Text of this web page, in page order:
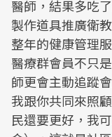
醫師，結果多吃
製作道具推廣衛
整年的健康管理
醫療群會員不只
師更會主動追蹤
我跟你共同來照
民還要更好，我